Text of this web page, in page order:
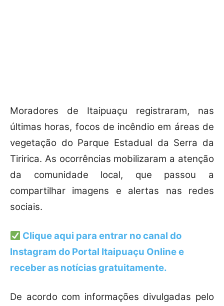
Moradores de Itaipuaçu registraram, nas
últimas horas, focos de incêndio em áreas de
vegetação do Parque Estadual da Serra da
Tiririca. As ocorrências mobilizaram a atenção
da comunidade local, que passou a
compartilhar imagens e alertas nas redes
sociais.
Clique aqui para entrar no canal do
Instagram do Portal Itaipuaçu Onlinee
receber as notícias gratuitamente.
De acordo com informações divulgadas pelo